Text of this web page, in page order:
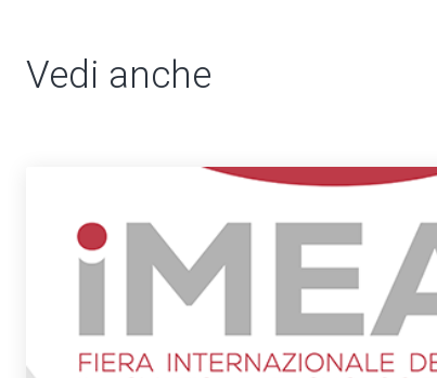
Vedi anche